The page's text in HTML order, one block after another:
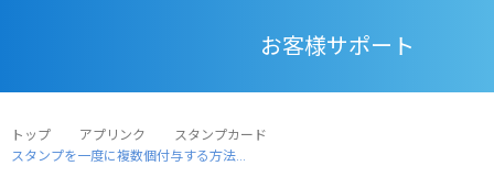
お客様サポート
トップ アプリンク
スタンプカード
スタンプを一度に複数個付与する方法...